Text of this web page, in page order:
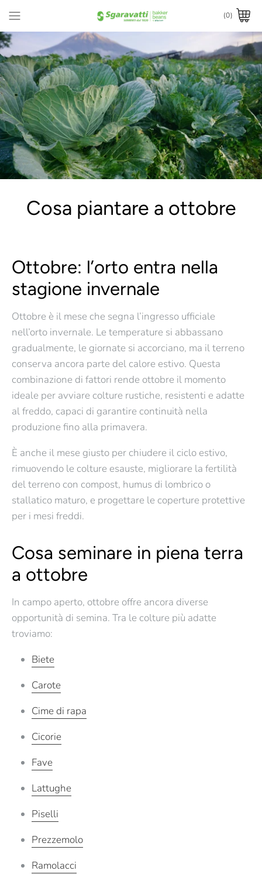
(0)
Cosa piantare a ottobre
Ottobre: l’orto entra nella
stagione invernale
Ottobre è il mese che segna l’ingresso ufficiale
nell’orto invernale. Le temperature si abbassano
gradualmente, le giornate si accorciano, ma il terreno
conserva ancora parte del calore estivo. Questa
combinazione di fattori rende ottobre il momento
ideale per avviare colture rustiche, resistenti e adatte
al freddo, capaci di garantire continuità nella
produzione fino alla primavera.
È anche il mese giusto per chiudere il ciclo estivo,
rimuovendo le colture esauste, migliorare la fertilità
del terreno con compost, humus di lombrico o
stallatico maturo, e progettare le coperture protettive
per i mesi freddi.
Cosa seminare in piena terra
a ottobre
In campo aperto, ottobre offre ancora diverse
opportunità di semina. Tra le colture più adatte
troviamo:
Biete
Carote
Cime di rapa
Cicorie
Fave
Lattughe
Piselli
Prezzemolo
Ramolacci